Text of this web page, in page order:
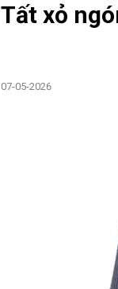
Tất xỏ
07-05-2026